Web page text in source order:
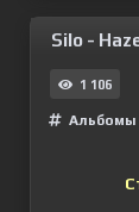
Silo -
1 106
Альбомы